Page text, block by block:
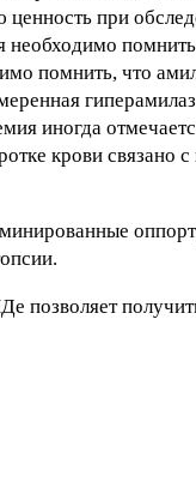
при
помнить, что
иногда
крови
позволяет